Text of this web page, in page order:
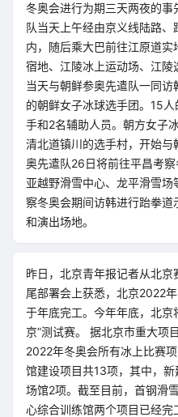
冬奥会进行为期三天两夜的
队当天上午经由京义线陆路
内，随后乘大巴前往江原道
宿地、江陵冰上运动场、江陵
当天与朝鲜参奥先遣队一同
的朝鲜女子冰球选手团。15
手和2名辅助人员。朝方女子
清北道镇川的选手村，开始
奥先遣队26日将前往平昌考
亚越野滑雪中心、龙平滑雪
察冬奥会期间访韩进行跆拳
和演出场地。
昨日，北京青年报记者从北
尾部署会上获悉，北京2022
于年底完工。今年年底，北京
京”测试赛。 据北京市重大项
2022年冬奥会所有冰上比赛
馆建设项目共13项，其中，
场馆2项。截至目前，首钢滑
心综合训练馆两个项目已经完